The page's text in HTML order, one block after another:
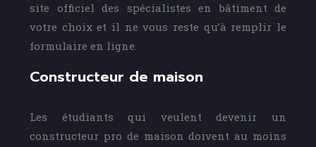
site officiel des spécialistes en bâtiment de
votre choix et il ne vous reste qu’à remplir le
formulaire en ligne.
Constructeur de maison
Les étudiants qui veulent devenir un
constructeur pro de maison doivent au moins